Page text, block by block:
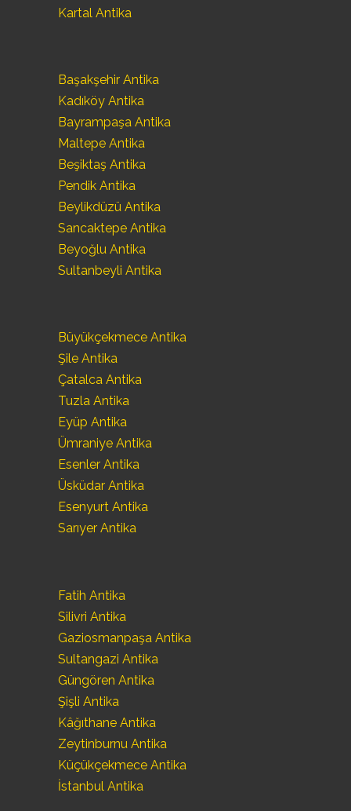
Kartal Antika
Başakşehir Antika
Kadıköy Antika
Bayrampaşa Antika
Maltepe Antika
Beşiktaş Antika
Pendik Antika
Beylikdüzü Antika
Sancaktepe Antika
Beyoğlu Antika
Sultanbeyli Antika
Büyükçekmece Antika
Şile Antika
Çatalca Antika
Tuzla Antika
Eyüp Antika
Ümraniye Antika
Esenler Antika
Üsküdar Antika
Esenyurt Antika
Sarıyer Antika
Fatih Antika
Silivri Antika
Gaziosmanpaşa Antika
Sultangazi Antika
Güngören Antika
Şişli Antika
Kâğıthane Antika
Zeytinburnu Antika
Küçükçekmece Antika
İstanbul Antika